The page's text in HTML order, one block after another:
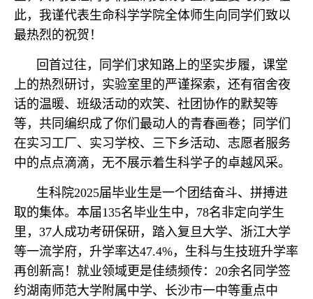
此，我谨代表生命科学学院全体师生向同学们致以
最热烈的祝贺！
回首过往，同学们求知路上的坚实步履，课堂
上的热烈研讨，实验室里的严谨探索，还有宿舍夜
话的温暖、班级活动的欢笑、社团协作的默契等
等，共同编织成了你们最动人的青春画卷；同学们
在实习工厂、实习学校、三下乡活动、志愿者服务
中的点点滴滴，无不展示着生科学子的卓越风采。
生科院2025届毕业生是一个团结奋斗、拼搏进
取的集体。本届135名毕业生中，78名非定向学生
里，37人成功考研保研，踏入复旦大学、浙江大学
等一流学府，升学率达47.4%，生科与生技班升学率
再创新高！就业领域更是佳绩频传：20余名同学签
约湖南师范大学附属中学、长沙市一中等重点中